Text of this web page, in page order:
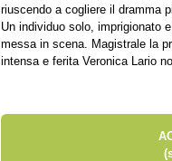
riuscendo a cogliere il dramma
Un individuo solo, imprigionato
messa in scena. Magistrale la
intensa e ferita Veronica Lario